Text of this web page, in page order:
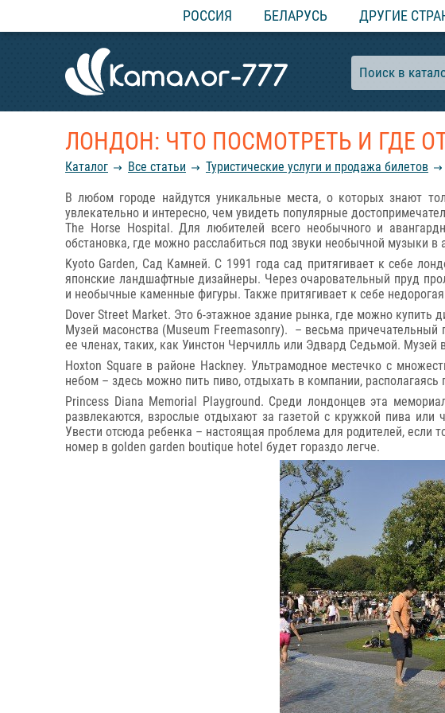
РОССИЯ БЕЛАРУСЬ ДРУГИЕ
ЛОНДОН: ЧТО ПОСМОТРЕТЬ И ГДЕ
Каталог Все статьи Туристические услуги и продажа билетов
В любом городе найдутся уникальные места, о которых знают
увлекательно и интересно, чем увидеть популярные
The Horse Hospital. Для любителей всего необычного и
обстановка, где можно расслабиться под звуки необычной музыки в
Kyoto Garden, Сад Камней. С 1991 года сад притягивает к себе
японские ландшафтные дизайнеры. Через очаровательный пруд
и необычные каменные фигуры. Также притягивает к себе недорогая
Dover Street Market. Это 6-этажное здание рынка, где можно купить
Музей масонства (Museum Freemasonry). – весьма причечательный
ее членах, таких, как Уинстон Черчилль или Эдвард Седьмой. Музей
Hoxton Square в районе Hackney. Ультрамодное местечко с
небом – здесь можно пить пиво, отдыхать в компании, располагаясь
Princess Diana Memorial Playground. Среди лондонцев эта
развлекаются, взрослые отдыхают за газетой с кружкой пива
Увести отсюда ребенка – настоящая проблема для родителей, если
номер в golden garden boutique hotel будет гораздо легче.